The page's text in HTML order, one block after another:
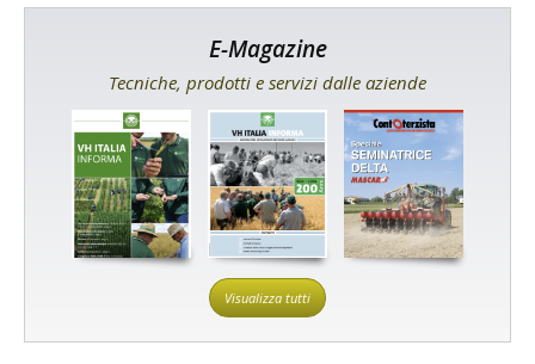
E-Magazine
Tecniche, prodotti e servizi dalle aziende
Visualizza tutti